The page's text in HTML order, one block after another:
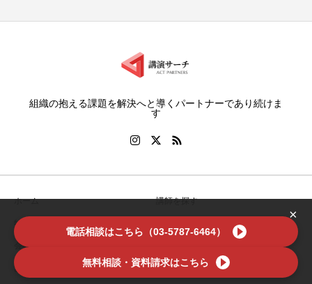
組織の抱える課題を解決へと導くパートナーであり続けま
す
ホーム 講師を探す
特集
会社案内
お問い合わせ
×
電話相談はこちら（03-5787-6464）
無料相談・資料請求はこちら